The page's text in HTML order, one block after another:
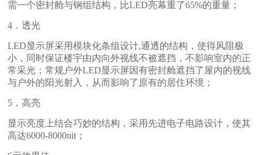
需一个密封舱与钢组结构，比LED亮幕重了65%的重量；
4 ．透光
LED显示屏采用模块化条组设计,通透的结构，使得风阻极
小，同时保证楼宇由内向外视线不被遮挡，不影响室内的正
常采光；常规户外LED显示屏因有密封舱遮挡了屋内的视线
与户外的阳光射入，从而影响了原有的居住环境；
5 ．高亮
显示亮度上结合巧妙的结构，采用先进电子电路设计，使其
高达6000-8000nit ；